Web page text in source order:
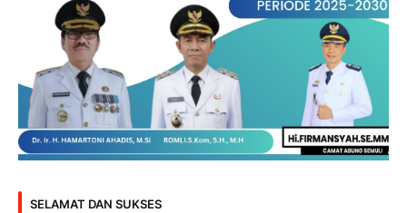
SELAMAT DAN SUKSES